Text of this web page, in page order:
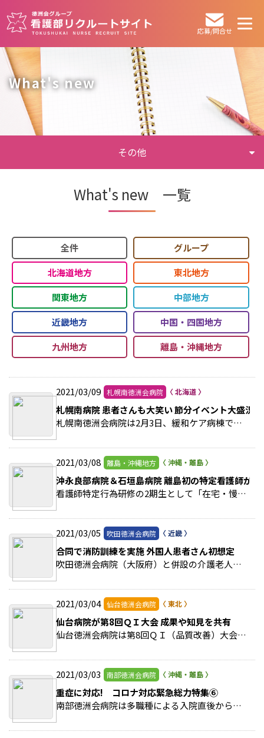
応募/問合せ
What's new
What's new 一覧
全件
グループ
北海道地方
東北地方
関東地方
中部地方
近畿地方
中国・四国地方
九州地方
離島・沖縄地方
2021/03/09 札幌南徳洲会病院
札幌南病院 患者さんも大笑い 節分イベント大盛況!
札幌南徳洲会病院は2月3日、緩和ケア病棟で節分イベントを実施した。 >>続きを読む
2021/03/08 離島・沖縄地方
沖永良部病院＆石垣島病院 離島初の特定看護師が誕
看護師特定行為研修の2期生として「在宅・慢性期領域パッケージ」を受講しました。 >>続きを読む
2021/03/05 吹田徳洲会病院
合同で消防訓練を実施 外国人患者さん初想定
吹田徳洲会病院（大阪府）と併設の介護老人保健施設（老健）吹田徳洲苑は、合同で消防訓練を行った。 >>続きを読む
2021/03/04 仙台徳洲会病院
仙台病院が第8回ＱＩ大会 成果や知見を共有
仙台徳洲会病院は第8回ＱＩ（品質改善）大会を開催した。 >>続きを読む
2021/03/03 南部徳洲会病院
重症に対応! コロナ対応緊急総力特集⑥
南部徳洲会病院は多職種による入院直後からの退院・在宅支援により、高齢のコロナ患者さんを地域の施設や在宅に戻す取り組みに力を入れている。 >>続きを読む
その他